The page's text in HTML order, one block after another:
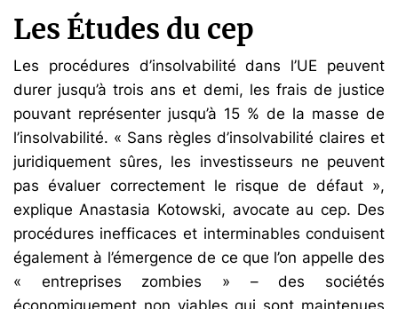
Les Études du cep
Les procédures d’insolvabilité dans l’UE peuvent
durer jusqu’à trois ans et demi, les frais de justice
pouvant représenter jusqu’à 15 % de la masse de
l’insolvabilité. « Sans règles d’insolvabilité claires et
juridiquement sûres, les investisseurs ne peuvent
pas évaluer correctement le risque de défaut »,
explique Anastasia Kotowski, avocate au cep. Des
procédures inefficaces et interminables conduisent
également à l’émergence de ce que l’on appelle des
« entreprises zombies » – des sociétés